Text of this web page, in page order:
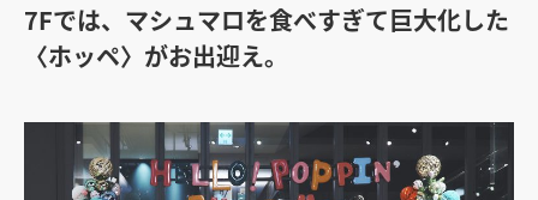
7Fでは、マシュマロを食べすぎて巨大化した
〈ホッペ〉がお出迎え。